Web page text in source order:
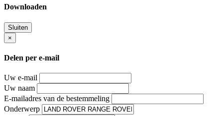
Downloaden
Sluiten
×
Delen per e-mail
Uw e-mail
Uw naam
E-mailadres van de bestemmeling
Onderwerp